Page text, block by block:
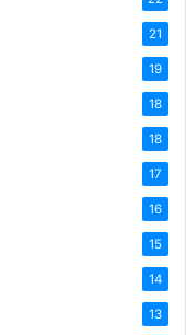
21
19
18
18
17
16
15
14
13